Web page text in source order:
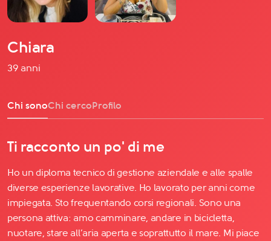
Chiara
39 anni
Chi sonoChi cercoProfilo
Ti racconto un po' di me
Ho un diploma tecnico di gestione aziendale e alle spalle
diverse esperienze lavorative. Ho lavorato per anni come
impiegata. Sto frequentando corsi regionali. Sono una
persona attiva: amo camminare, andare in bicicletta,
nuotare, stare all’aria aperta e soprattutto il mare. Mi piace